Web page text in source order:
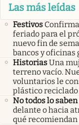
Las más leídas
Festivos
feriado para el
nuevo fin de
bancos y
HistoriasUna
terreno vacío.
voluntarios le
plástico reciclado
No todos lo saben
delante o hacia
qué